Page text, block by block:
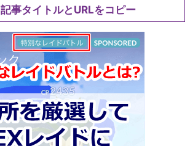
記事タイトルとURLをコピー